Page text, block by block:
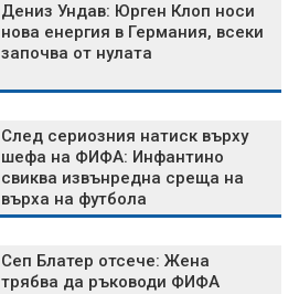
Дениз Ундав: Юрген Клоп носи
нова енергия в Германия, всеки
започва от нулата
След сериозния натиск върху
шефа на ФИФА: Инфантино
свиква извънредна среща на
върха на футбола
Сеп Блатер отсече: Жена
трябва да ръководи ФИФА